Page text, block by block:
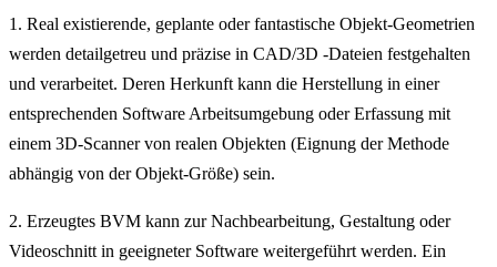
1. Real existierende, geplante oder fantastische Objekt-Geometrien
werden detailgetreu und präzise in CAD/3D -Dateien festgehalten
und verarbeitet. Deren Herkunft kann die Herstellung in einer
entsprechenden Software Arbeitsumgebung oder Erfassung mit
einem 3D-Scanner von realen Objekten (Eignung der Methode
abhängig von der Objekt-Größe) sein.
2. Erzeugtes BVM kann zur Nachbearbeitung, Gestaltung oder
Videoschnitt in geeigneter Software weitergeführt werden. Ein